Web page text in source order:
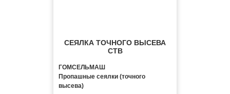
СЕЯЛКА ТОЧНОГО ВЫСЕВА
СТВ
ГОМСЕЛЬМАШ
Пропашные сеялки (точного
высева)